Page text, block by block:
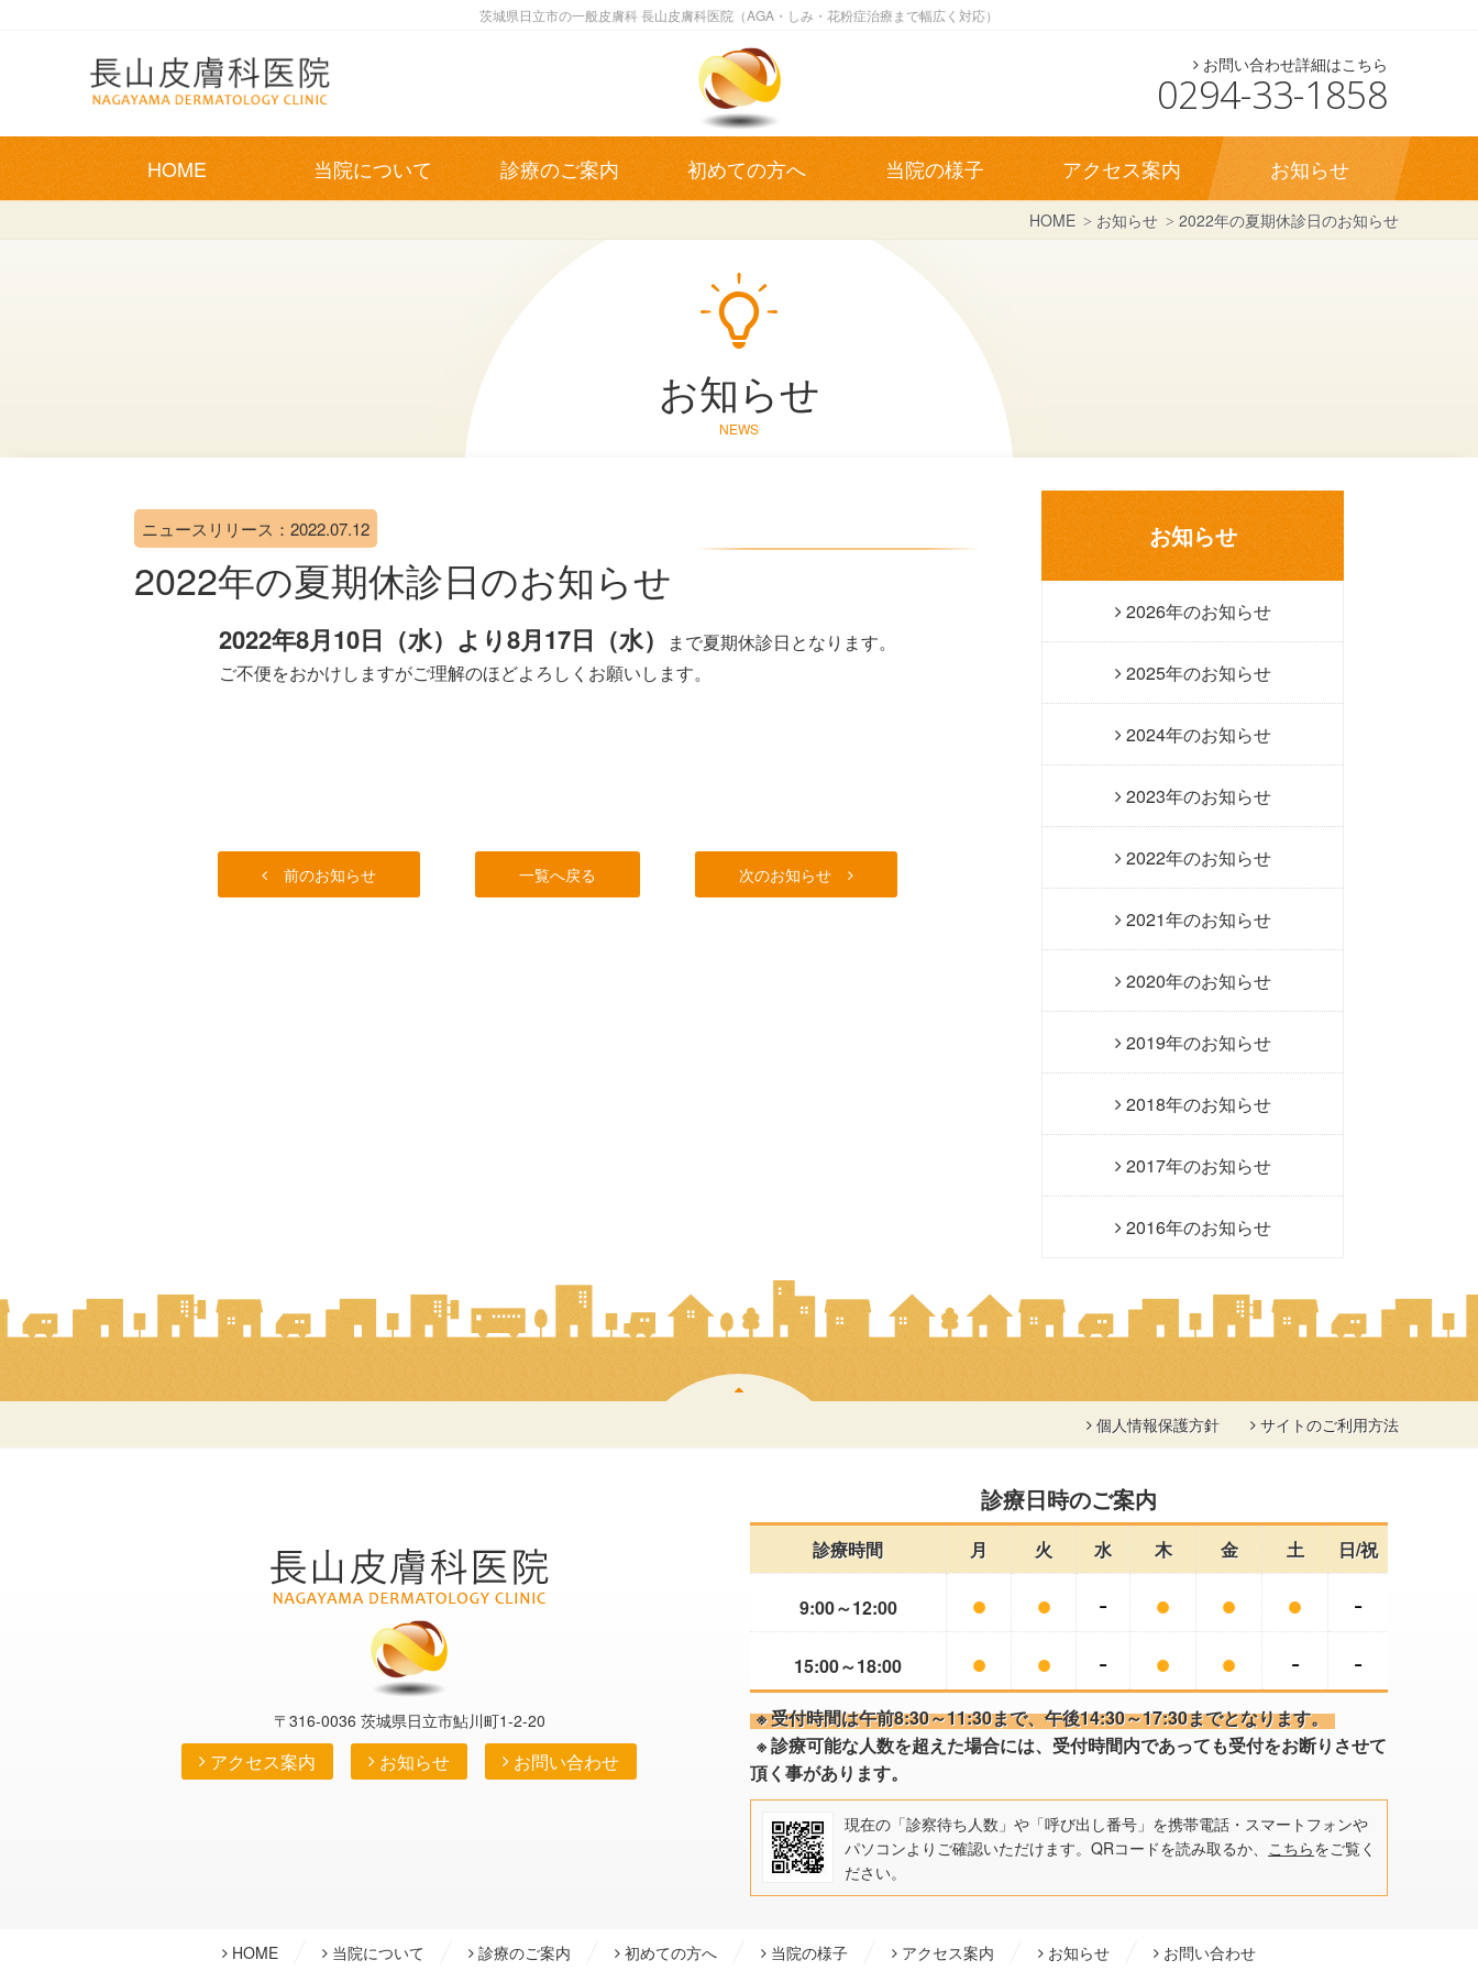
茨城県日立市の一般皮膚科 長山皮膚科医院 （AGA・しみ・花粉症治療まで幅広く対応）
長山皮膚科医院 NAGAYAMA DERMATOLOGY CLINIC お問い合わせ詳細はこちら
0294-33-1858
HOME 当院について 診療のご案内 初めての方へ 当院の様子 アクセス案内 お知らせ
HOME お知らせ 2022年の夏期休診日のお知らせ
お知らせ
NEWS
ニュースリリース：2022.07.12
2022年の夏期休診日のお知らせ
2022年8月10日（水）より8月17日（水）
まで夏期休診日となります。
ご不便をおかけしますがご理解のほどよろしくお願いします。
前のお知らせ 一覧へ戻る 次のお知らせ
お知らせ
2026年のお知らせ
2025年のお知らせ
2024年のお知らせ
2023年のお知らせ
2022年のお知らせ
2021年のお知らせ
2020年のお知らせ
2019年のお知らせ
2018年のお知らせ
2017年のお知らせ
2016年のお知らせ
個人情報保護方針 サイトのご利用方法
長山皮膚科医院 NAGAYAMA DERMATOLOGY CLINIC
〒316-0036 茨城県日立市鮎川町1-2-20
アクセス案内 お知らせ お問い合わせ
診療日時のご案内
診療時間 月 火 水 木 金 土 日/祝
9:00～12:00 ● ● - ● ● ● -
15:00～18:00 ● ● - ● ● - -
※ 受付時間は午前8:30～11:30まで、午後14:30～17:30までとなります。
※ 診療可能な人数を超えた場合には、 受付時間内であっても受付をお断りさせて
頂く事があります。
現在の「診察待ち人数」や「呼び出し番号」を携帯電話・スマートフォンや
パソコンよりご確認いただけます。QRコードを読み取るか、 こちらをご覧く
ださい。
HOME 当院について 診療のご案内 初めての方へ 当院の様子 アクセス案内 お知らせ お問い合わせ